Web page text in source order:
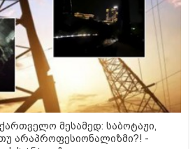
მესამედ: საბოტაჟი,
არაპროფესიონალიზმი?! -